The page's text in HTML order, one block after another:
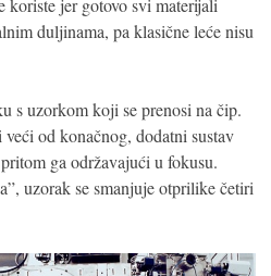
jer gotovo svi materijali
duljinama, pa klasične leće nisu
s uzorkom koji se prenosi na čip.
od konačnog, dodatni sustav
ga održavajući u fokusu.
uzorak se smanjuje otprilike četiri